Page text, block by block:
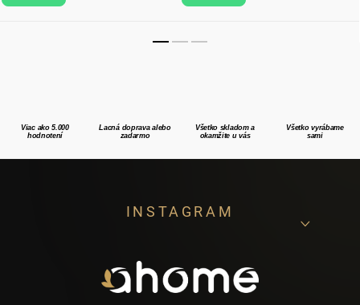
Viac ako 5.000
hodnotení
Lacná doprava alebo
zadarmo
Všetko skladom a
okamžite u vás
Všetko vyrábame
sami
INSTAGRAM